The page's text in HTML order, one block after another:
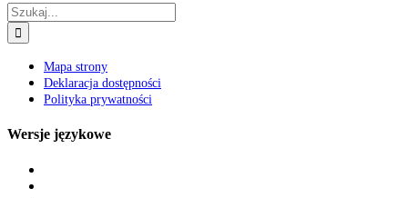
Szukaj
Mapa strony
Deklaracja dostępności
Polityka prywatności
Wersje językowe